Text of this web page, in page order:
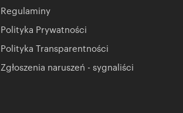
Regulaminy
Polityka Prywatności
Polityka Transparentności
Zgłoszenia naruszeń - sygnaliści